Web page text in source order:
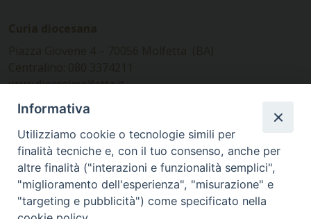
www.diocesimolfetta.it –
diocesimolfetta@pec.chiesacattolica.it
Ufficio Comunicazioni sociali
Piazza Giovene 4 – 70056 Molfetta (BA)
comunicazionisociali@diocesimolfetta.it
Informativa
Utilizziamo cookie o tecnologie simili per
finalità tecniche e, con il tuo consenso, anche per
altre finalità ("interazioni e funzionalità semplici",
"miglioramento dell'esperienza", "misurazione" e
"targeting e pubblicità") come specificato nella